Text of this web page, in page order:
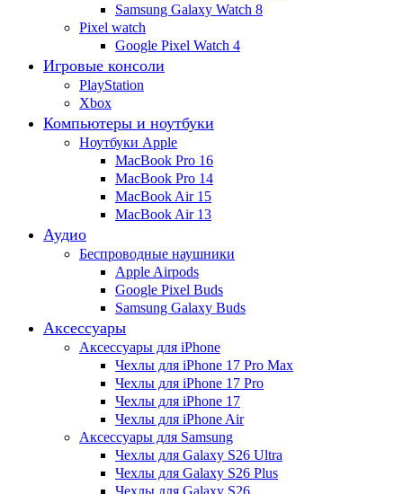
Samsung Galaxy Watch 8
Pixel watch
Google Pixel Watch 4
Игровые консоли
PlayStation
Xbox
Компьютеры и ноутбуки
Ноутбуки Apple
MacBook Pro 16
MacBook Pro 14
MacBook Air 15
MacBook Air 13
Аудио
Беспроводные наушники
Apple Airpods
Google Pixel Buds
Samsung Galaxy Buds
Аксессуары
Аксессуары для iPhone
Чехлы для iPhone 17 Pro Max
Чехлы для iPhone 17 Pro
Чехлы для iPhone 17
Чехлы для iPhone Air
Аксессуары для Samsung
Чехлы для Galaxy S26 Ultra
Чехлы для Galaxy S26 Plus
Чехлы для Galaxy S26